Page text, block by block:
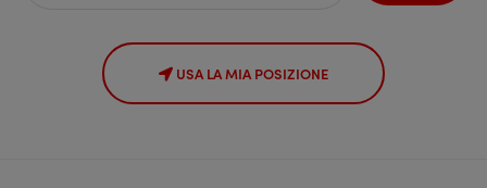
USA LA MIA POSIZIONE